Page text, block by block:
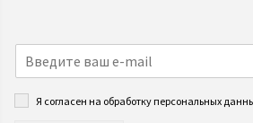
Я согласен на обработку персональных